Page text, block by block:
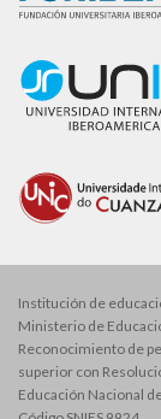
Institución de
Ministerio de
Reconocimiento de
superior con
Educación Nacional